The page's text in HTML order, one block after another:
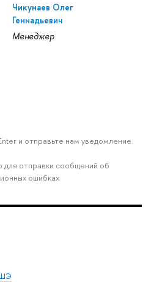
Чикунаев Олег
Геннадьевич
Менеджер
и отправьте нам уведомление.
для отправки сообщений об
ошибках.